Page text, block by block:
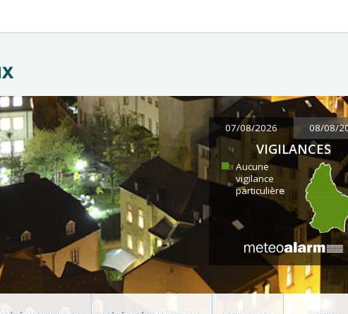
07/08/2026 08/08/
VIGILANCES
Aucune
vigilance
particulière